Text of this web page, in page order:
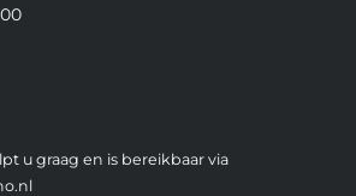
u graag en is bereikbaar via